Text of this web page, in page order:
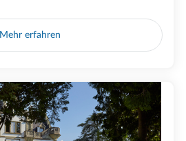
Mehr erfahren